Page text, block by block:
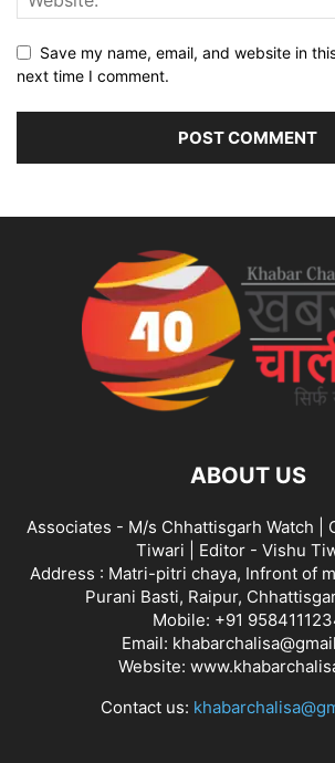
Save my name, email, and website in
next time I comment.
ABOUT US
Associates - M/s Chhattisgarh Watch |
Tiwari | Editor - Vishu
Address : Matri-pitri chaya, Infront of
Purani Basti, Raipur,
Mobile: +91
Email:
Website:
Contact us: